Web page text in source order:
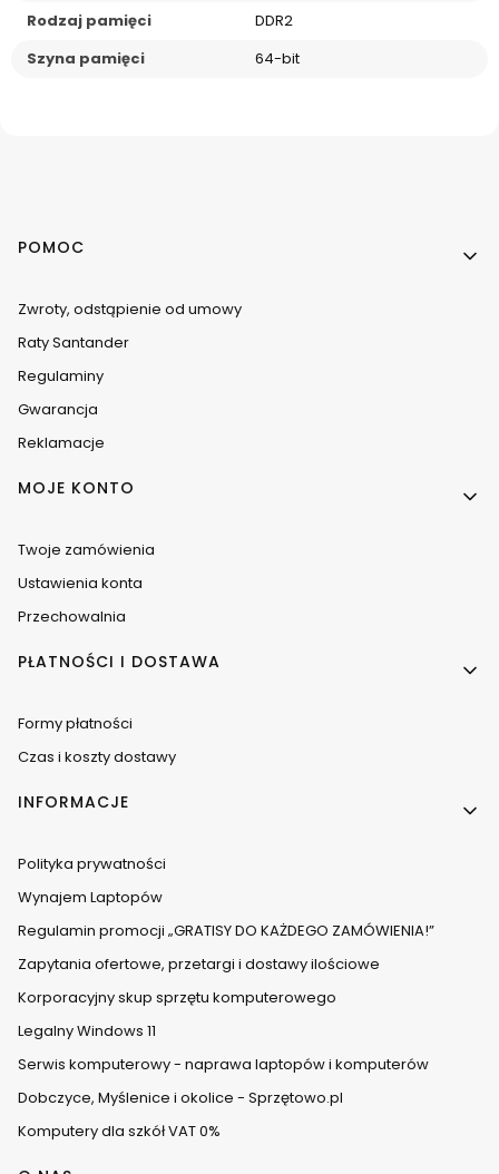
Rodzaj pamięci
DDR2
Szyna pamięci
64-bit
Linki w stopce
POMOC
Zwroty, odstąpienie od umowy
Raty Santander
Regulaminy
Gwarancja
Reklamacje
MOJE KONTO
Twoje zamówienia
Ustawienia konta
Przechowalnia
PŁATNOŚCI I DOSTAWA
Formy płatności
Czas i koszty dostawy
INFORMACJE
Polityka prywatności
Wynajem Laptopów
Regulamin promocji „GRATISY DO KAŻDEGO ZAMÓWIENIA!”
Zapytania ofertowe, przetargi i dostawy ilościowe
Korporacyjny skup sprzętu komputerowego
Legalny Windows 11
Serwis komputerowy - naprawa laptopów i komputerów
Dobczyce, Myślenice i okolice - Sprzętowo.pl
Komputery dla szkół VAT 0%